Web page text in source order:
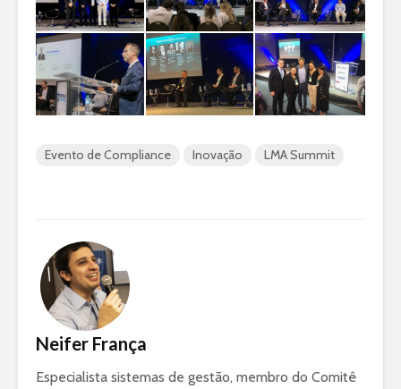
Evento de Compliance Inovação LMA Summit
Neifer França
Especialista sistemas de gestão, membro do Comitê